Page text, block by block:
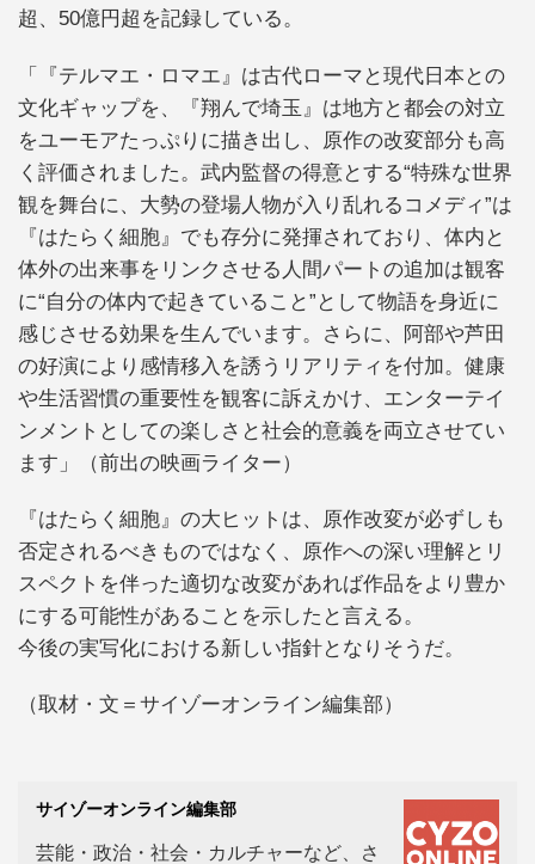
超、50億円超を記録している。
「『テルマエ・ロマエ』は古代ローマと現代日本との
文化ギャップを、『翔んで埼玉』は地方と都会の対立
をユーモアたっぷりに描き出し、原作の改変部分も高
く評価されました。武内監督の得意とする“特殊な世界
観を舞台に、大勢の登場人物が入り乱れるコメディ”は
『はたらく細胞』でも存分に発揮されており、体内と
体外の出来事をリンクさせる人間パートの追加は観客
に“自分の体内で起きていること”として物語を身近に
感じさせる効果を生んでいます。さらに、阿部や芦田
の好演により感情移入を誘うリアリティを付加。健康
や生活習慣の重要性を観客に訴えかけ、エンターテイ
ンメントとしての楽しさと社会的意義を両立させてい
ます」（前出の映画ライター）
『はたらく細胞』の大ヒットは、原作改変が必ずしも
否定されるべきものではなく、原作への深い理解とリ
スペクトを伴った適切な改変があれば作品をより豊か
にする可能性があることを示したと言える。
今後の実写化における新しい指針となりそうだ。
（取材・文＝サイゾーオンライン編集部）
サイゾーオンライン編集部
芸能・政治・社会・カルチャーなど、さ